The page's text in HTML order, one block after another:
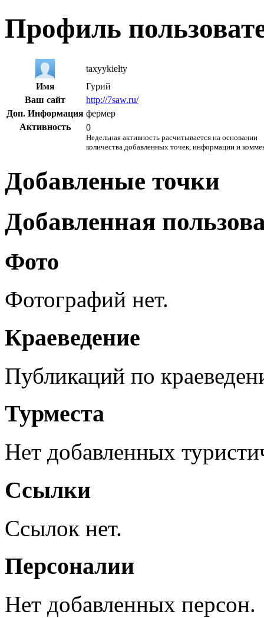
Профиль
taxyykielty
Имя
Гурий
Ваш сайт
http://7saw.ru/
Доп. Информация фермер
Активность
0
Недельная активность расчитывается на основании
количества добавленных точек, информации и
Добавленые точки
Добавленная
Фото
Фотографий нет.
Краеведение
Публикаций по
Турместа
Нет добавленных
Ссылки
Ссылок нет.
Персоналии
Нет добавленных персон.